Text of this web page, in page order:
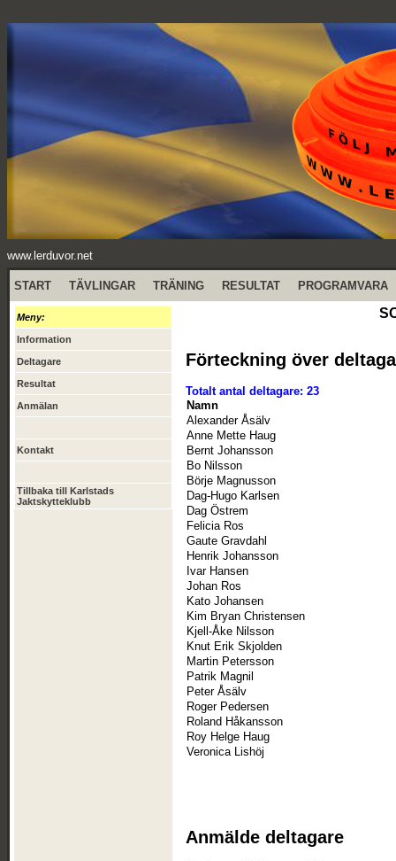
www.lerduvor.net
START TÄVLINGAR TRÄNING RESULTAT PROGRAMVARA
Meny:
Information
Deltagare
Resultat
Anmälan
Kontakt
Tillbaka till Karlstads
Jaktskytteklubb
Förteckning över
Totalt antal deltagare: 23
Namn
Alexander Åsälv
Anne Mette Haug
Bernt Johansson
Bo Nilsson
Börje Magnusson
Dag-Hugo Karlsen
Dag Östrem
Felicia Ros
Gaute Gravdahl
Henrik Johansson
Ivar Hansen
Johan Ros
Kato Johansen
Kim Bryan Christensen
Kjell-Åke Nilsson
Knut Erik Skjolden
Martin Petersson
Patrik Magnil
Peter Åsälv
Roger Pedersen
Roland Håkansson
Roy Helge Haug
Veronica Lishöj
Anmälde deltagare